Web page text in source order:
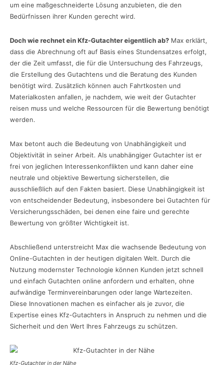
um eine maßgeschneiderte Lösung anzubieten, die den
Bedürfnissen ihrer Kunden gerecht wird.
Doch wie rechnet ein Kfz-Gutachter eigentlich ab? Max erklärt,
dass die Abrechnung oft auf Basis eines Stundensatzes erfolgt,
der die Zeit umfasst, die für die Untersuchung des Fahrzeugs,
die Erstellung des Gutachtens und die Beratung des Kunden
benötigt wird. Zusätzlich können auch Fahrtkosten und
Materialkosten anfallen, je nachdem, wie weit der Gutachter
reisen muss und welche Ressourcen für die Bewertung benötigt
werden.
Max betont auch die Bedeutung von Unabhängigkeit und
Objektivität in seiner Arbeit. Als unabhängiger Gutachter ist er
frei von jeglichen Interessenkonflikten und kann daher eine
neutrale und objektive Bewertung sicherstellen, die
ausschließlich auf den Fakten basiert. Diese Unabhängigkeit ist
von entscheidender Bedeutung, insbesondere bei Gutachten für
Versicherungsschäden, bei denen eine faire und gerechte
Bewertung von größter Wichtigkeit ist.
Abschließend unterstreicht Max die wachsende Bedeutung von
Online-Gutachten in der heutigen digitalen Welt. Durch die
Nutzung modernster Technologie können Kunden jetzt schnell
und einfach Gutachten online anfordern und erhalten, ohne
aufwändige Terminvereinbarungen oder lange Wartezeiten.
Diese Innovationen machen es einfacher als je zuvor, die
Expertise eines Kfz-Gutachters in Anspruch zu nehmen und die
Sicherheit und den Wert Ihres Fahrzeugs zu schützen.
Kfz-Gutachter in der Nähe